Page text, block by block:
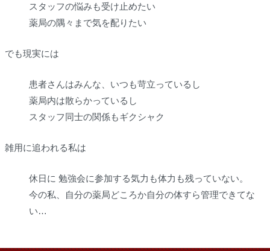
スタッフの悩みも受け止めたい
薬局の隅々まで気を配りたい
でも現実には
患者さんはみんな、いつも苛立っているし
薬局内は散らかっているし
スタッフ同士の関係もギクシャク
雑用に追われる私は
休日に 勉強会に参加する気力も体力も残っていない。
今の私、自分の薬局どころか自分の体すら管理できてな
い…